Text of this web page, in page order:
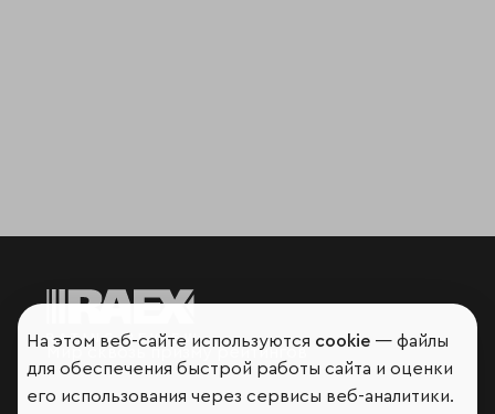
Мир сквозь призму рейтингов
На этом веб-сайте используются cookie — файлы
для обеспечения быстрой работы сайта и оценки
его использования через сервисы веб-аналитики.